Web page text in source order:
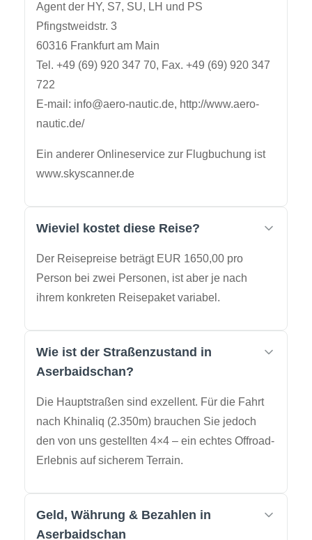
Agent der HY, S7, SU, LH und PS
Pfingstweidstr. 3
60316 Frankfurt am Main
Tel. +49 (69) 920 347 70, Fax. +49 (69) 920 347
722
E-mail: info@aero-nautic.de, http://www.aero-
nautic.de/
Ein anderer Onlineservice zur Flugbuchung ist
www.skyscanner.de
Wieviel kostet diese Reise?
Der Reisepreise beträgt EUR 1650,00 pro
Person bei zwei Personen, ist aber je nach
ihrem konkreten Reisepaket variabel.
Wie ist der Straßenzustand in
Aserbaidschan?
Die Hauptstraßen sind exzellent. Für die Fahrt
nach Khinaliq (2.350m) brauchen Sie jedoch
den von uns gestellten 4×4 – ein echtes Offroad-
Erlebnis auf sicherem Terrain.
Geld, Währung & Bezahlen in
Aserbaidschan